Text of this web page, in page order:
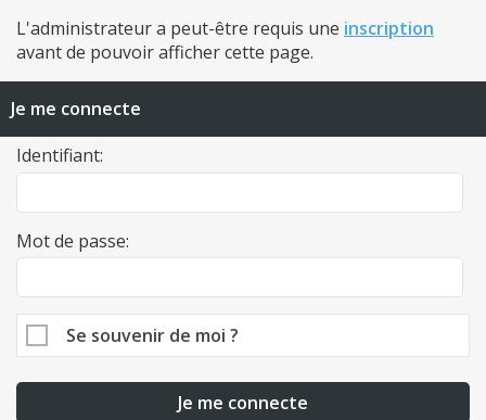
L'administrateur a peut-être requis une inscription
avant de pouvoir afficher cette page.
Je me connecte
Identifiant:
Mot de passe:
Se souvenir de moi ?
Je me connecte